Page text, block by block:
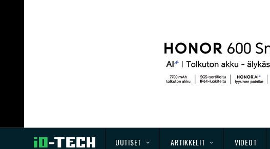
UUTISET ARTIKKELIT VIDEOT